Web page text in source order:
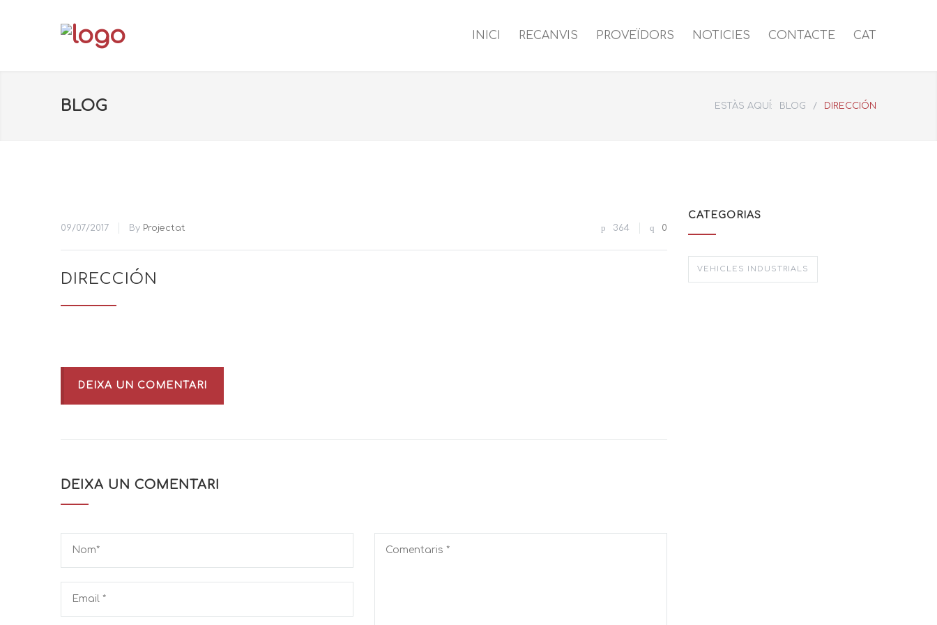
INICI RECANVIS PROVEÏDORS NOTICIES CONTACTE CAT
BLOG ESTÀS AQUÍ: BLOG / DIRECCIÓN
09/07/2017 By Projectat 364 0
DIRECCIÓN
DEIXA UN COMENTARI
DEIXA UN COMENTARI
CATEGORIAS
VEHICLES INDUSTRIALS